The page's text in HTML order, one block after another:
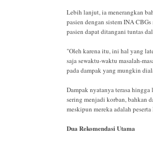
Lebih lanjut, ia menerangkan
pasien dengan sistem INA
pasien dapat ditangani tuntas
"Oleh karena itu, ini hal yang
saja sewaktu-waktu masalah-
pada dampak yang mungkin
Dampak nyatanya terasa
sering menjadi korban, bahkan
meskipun mereka adalah
Dua Rekomendasi Utama